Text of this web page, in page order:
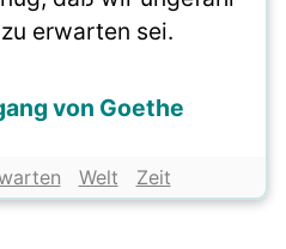
erwarten sei.
von Goethe
Welt Zeit